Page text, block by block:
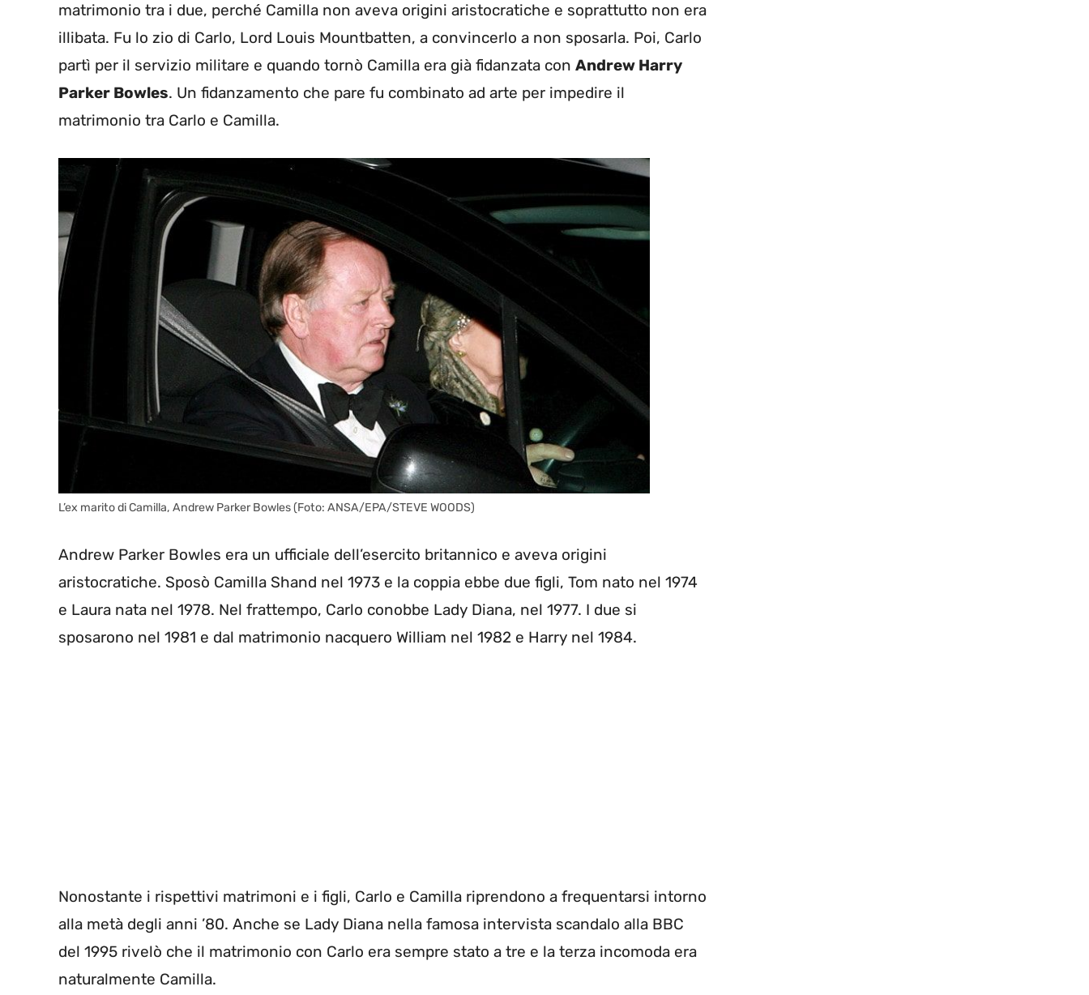
matrimonio tra i due, perché Camilla non aveva origini aristocratiche e soprattutto non era
illibata. Fu lo zio di Carlo, Lord Louis Mountbatten, a convincerlo a non sposarla. Poi, Carlo
partì per il servizio militare e quando tornò Camilla era già fidanzata con Andrew Harry
Parker Bowles. Un fidanzamento che pare fu combinato ad arte per impedire il
matrimonio tra Carlo e Camilla.
L’ex marito di Camilla, Andrew Parker Bowles (Foto: ANSA/EPA/STEVE WOODS)
Andrew Parker Bowles era un ufficiale dell’esercito britannico e aveva origini
aristocratiche. Sposò Camilla Shand nel 1973 e la coppia ebbe due figli, Tom nato nel 1974
e Laura nata nel 1978. Nel frattempo, Carlo conobbe Lady Diana, nel 1977. I due si
sposarono nel 1981 e dal matrimonio nacquero William nel 1982 e Harry nel 1984.
Nonostante i rispettivi matrimoni e i figli, Carlo e Camilla riprendono a frequentarsi intorno
alla metà degli anni ’80. Anche se Lady Diana nella famosa intervista scandalo alla BBC
del 1995 rivelò che il matrimonio con Carlo era sempre stato a tre e la terza incomoda era
naturalmente Camilla.